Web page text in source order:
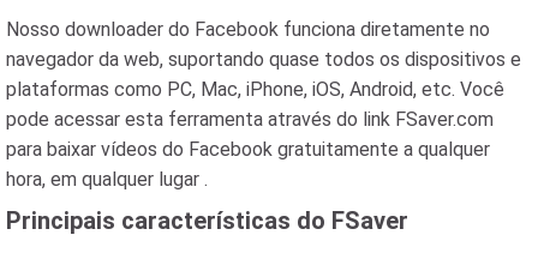
Nosso downloader do Facebook funciona diretamente no
navegador da web, suportando quase todos os dispositivos e
plataformas como PC, Mac, iPhone, iOS, Android, etc. Você
pode acessar esta ferramenta através do link FSaver.com
para baixar vídeos do Facebook gratuitamente a qualquer
hora, em qualquer lugar .
Principais características do FSaver